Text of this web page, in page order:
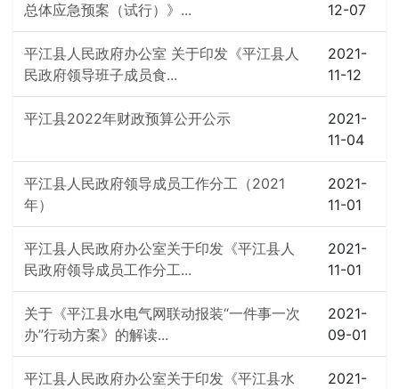
总体应急预案（试行）》...
12-07
平江县人民政府办公室 关于印发《平江县人
民政府领导班子成员食...
2021-
11-12
平江县2022年财政预算公开公示
2021-
11-04
平江县人民政府领导成员工作分工（2021
年）
2021-
11-01
平江县人民政府办公室关于印发《平江县人
民政府领导成员工作分工...
2021-
11-01
关于《平江县水电气网联动报装“一件事一次
办”行动方案》的解读...
2021-
09-01
平江县人民政府办公室关于印发《平江县水
2021-